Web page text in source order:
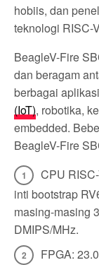
hobiis, dan
teknologi RISC-
BeagleV-Fire
dan beragam
berbagai
(IoT), robotika,
embedded.
BeagleV-Fire
CPU
inti bootstrap
masing-masing
DMIPS/MHz.
FPGA: